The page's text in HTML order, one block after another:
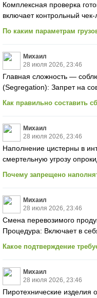
Комплексная проверка
включает контрольный чек-
По каким параметрам
Михаил
28 июля 2026, 23:46
Главная сложность —
(Segregation): Запрет на
Как правильно составить
Михаил
28 июля 2026, 23:46
Наполнение цистерны в
смертельную угрозу
Почему запрещено
Михаил
28 июля 2026, 23:46
Смена перевозимого
Процедура: Включает в
Какое подтверждение
Михаил
28 июля 2026, 23:46
Пиротехнические изделия